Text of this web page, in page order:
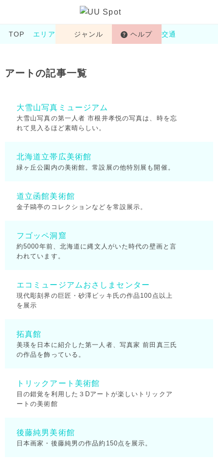
TOP エリア ジャンル ヘルプ 交通
アートの記事一覧
大雪山写真ミュージアム
大雪山写真の第一人者 市根井孝悦の写真は、時を忘
れて見入るほど素晴らしい。
北海道立帯広美術館
緑ヶ丘公園内の美術館。常設展の他特別展も開催。
道立函館美術館
金子鷗亭のコレクションなどを常設展示。
フゴッペ洞窟
約5000年前、北海道に縄文人がいた時代の壁画と言
われています。
エコミュージアムおさしまセンター
現代彫刻界の巨匠・砂澤ビッキ氏の作品100点以上
を展示
拓真館
美瑛を日本に紹介した第一人者、写真家 前田真三氏
の作品を飾っている。
トリックアート美術館
目の錯覚を利用した３Dアートが楽しいトリックア
ートの美術館
後藤純男美術館
日本画家・後藤純男の作品約150点を展示。